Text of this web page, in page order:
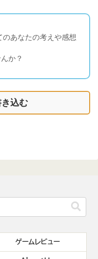
のあなたの考えや感想
か？
込む
ゲームレビュー